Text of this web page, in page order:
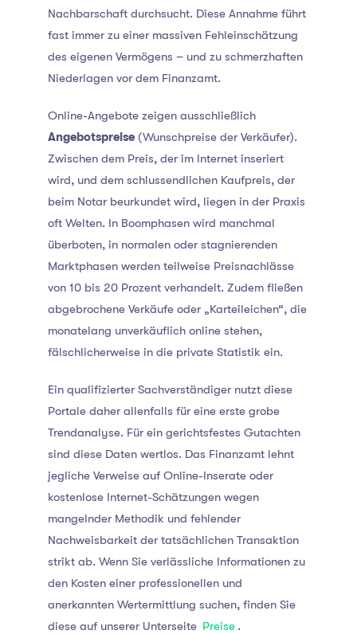
Nachbarschaft durchsucht. Diese Annahme führt
fast immer zu einer massiven Fehleinschätzung
des eigenen Vermögens – und zu schmerzhaften
Niederlagen vor dem Finanzamt.
Online-Angebote zeigen ausschließlich
Angebotspreise (Wunschpreise der Verkäufer).
Zwischen dem Preis, der im Internet inseriert
wird, und dem schlussendlichen Kaufpreis, der
beim Notar beurkundet wird, liegen in der Praxis
oft Welten. In Boomphasen wird manchmal
überboten, in normalen oder stagnierenden
Marktphasen werden teilweise Preisnachlässe
von 10 bis 20 Prozent verhandelt. Zudem fließen
abgebrochene Verkäufe oder „Karteileichen“, die
monatelang unverkäuflich online stehen,
fälschlicherweise in die private Statistik ein.
Ein qualifizierter Sachverständiger nutzt diese
Portale daher allenfalls für eine erste grobe
Trendanalyse. Für ein gerichtsfestes Gutachten
sind diese Daten wertlos. Das Finanzamt lehnt
jegliche Verweise auf Online-Inserate oder
kostenlose Internet-Schätzungen wegen
mangelnder Methodik und fehlender
Nachweisbarkeit der tatsächlichen Transaktion
strikt ab. Wenn Sie verlässliche Informationen zu
den Kosten einer professionellen und
anerkannten Wertermittlung suchen, finden Sie
diese auf unserer Unterseite Preise .